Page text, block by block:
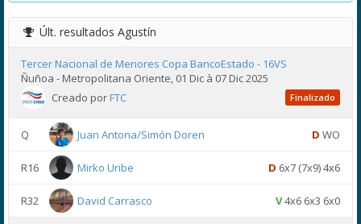
Últ. resultados Agustín
Tercer Nacional de Menores Copa BancoEstado - 16VS
Ñuñoa - Metropolitana Oriente, 01 Dic à 07 Dic 2025
Creado porFTC Finalizado
Q Juan Antona/Simón Doren D WO
R16 Mirko Uribe D 6x7 (7x9) 4x6
R32 David Carrasco V4x6 6x3 6x0